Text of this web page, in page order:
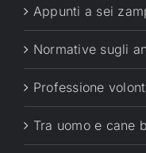
Appunti a sei
Normative sugli
Professione
Tra uomo e cane